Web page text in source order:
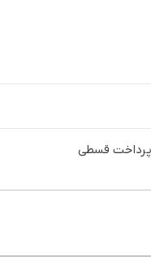
پرداخت قسطی